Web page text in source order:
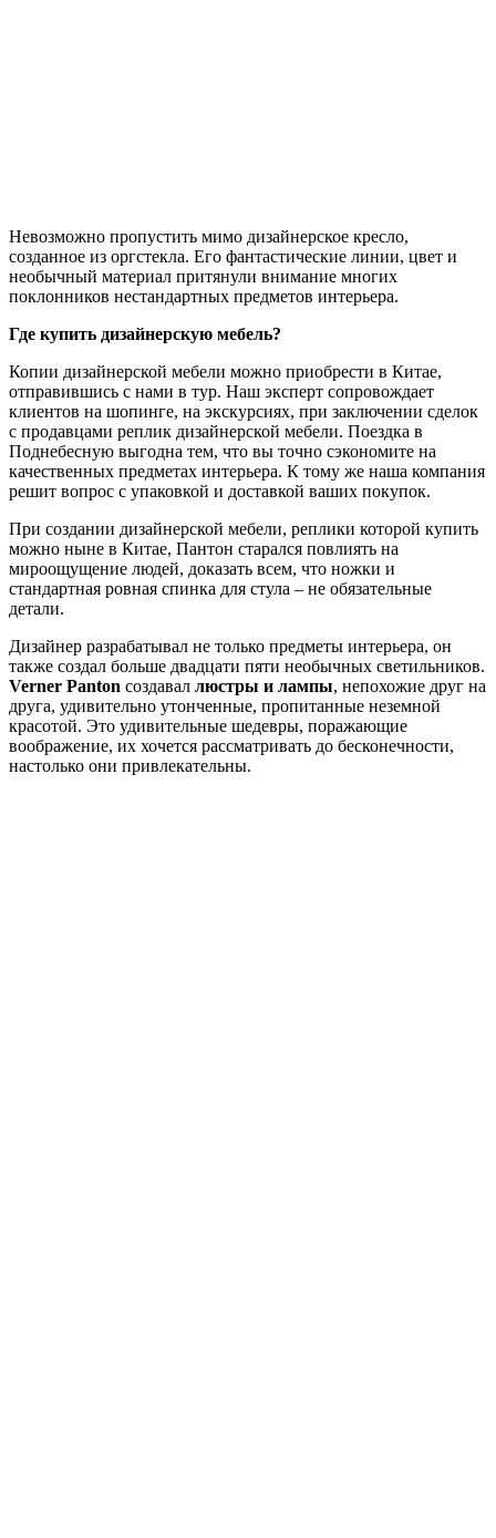
Невозможно пропустить мимо дизайнерское кресло,
созданное из оргстекла. Его фантастические линии, цвет и
необычный материал притянули внимание многих
поклонников нестандартных предметов интерьера.
Где купить дизайнерскую мебель?
Копии дизайнерской мебели можно приобрести в Китае,
отправившись с нами в тур. Наш эксперт сопровождает
клиентов на шопинге, на экскурсиях, при заключении сделок
с продавцами реплик дизайнерской мебели. Поездка в
Поднебесную выгодна тем, что вы точно сэкономите на
качественных предметах интерьера. К тому же наша компания
решит вопрос с упаковкой и доставкой ваших покупок.
При создании дизайнерской мебели, реплики которой купить
можно ныне в Китае, Пантон старался повлиять на
мироощущение людей, доказать всем, что ножки и
стандартная ровная спинка для стула – не обязательные
детали.
Дизайнер разрабатывал не только предметы интерьера, он
также создал больше двадцати пяти необычных светильников.
Verner Panton создавал люстры и лампы, непохожие друг на
друга, удивительно утонченные, пропитанные неземной
красотой. Это удивительные шедевры, поражающие
воображение, их хочется рассматривать до бесконечности,
настолько они привлекательны.